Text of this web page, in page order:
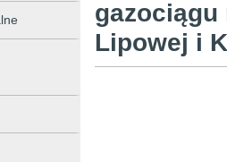
gazociągu
Lipowej i